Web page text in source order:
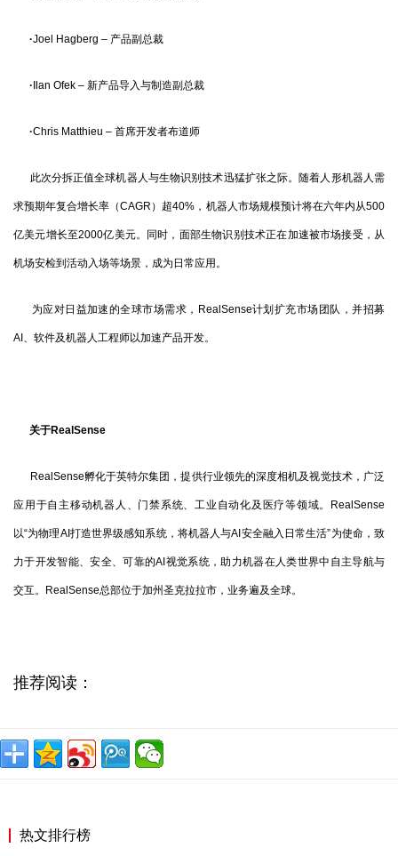
·Joel Hagberg – 产品副总裁
· Ilan Ofek – 新产品导入与制造副总裁
·Chris Matthieu – 首席开发者布道师
此次分拆正值全球机器人与生物识别技术迅猛扩张之际。随着人形机器人需
求预期年复合增长率（CAGR）超40%，机器人市场规模预计将在六年内从500
亿美元增长至2000亿美元。同时，面部生物识别技术正在加速被市场接受，从
机场安检到活动入场等场景，成为日常应用。
为应对日益加速的全球市场需求，RealSense计划扩充市场团队，并招募
AI、软件及机器人工程师以加速产品开发。
关于RealSense
RealSense孵化于英特尔集团，提供行业领先的深度相机及视觉技术，广泛
应用于自主移动机器人、门禁系统、工业自动化及医疗等领域。RealSense
以“为物理AI打造世界级感知系统，将机器人与AI安全融入日常生活”为使命，致
力于开发智能、安全、可靠的AI视觉系统，助力机器在人类世界中自主导航与
交互。RealSense总部位于加州圣克拉拉市，业务遍及全球。
推荐阅读：
热文排行榜